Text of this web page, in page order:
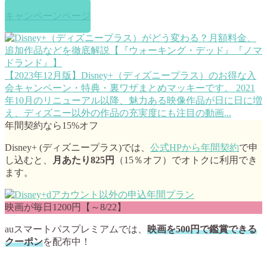
キャンペーンページ
【2023年12月版】Disney+（ディズニープラス）のお得な入
会キャンペーン・特典・裏ワザまとめマッキーです。 2021
年10月のリニューアル以降、魅力ある映像作品が日に日に増
え、ディズニー以外の作品の充実度にも注目の動画...
年間契約なら15%オフ
Disney+ (ディズニープラス)では、 公式HPから年間契約で申
し込むと、
月あたり825円
（15％オフ）でオトクに利用でき
ます。
映画が毎日1200円【～8/22】
auスマートパスプレミアムでは、 映画を500円で鑑賞できる
クーポンを配布中！